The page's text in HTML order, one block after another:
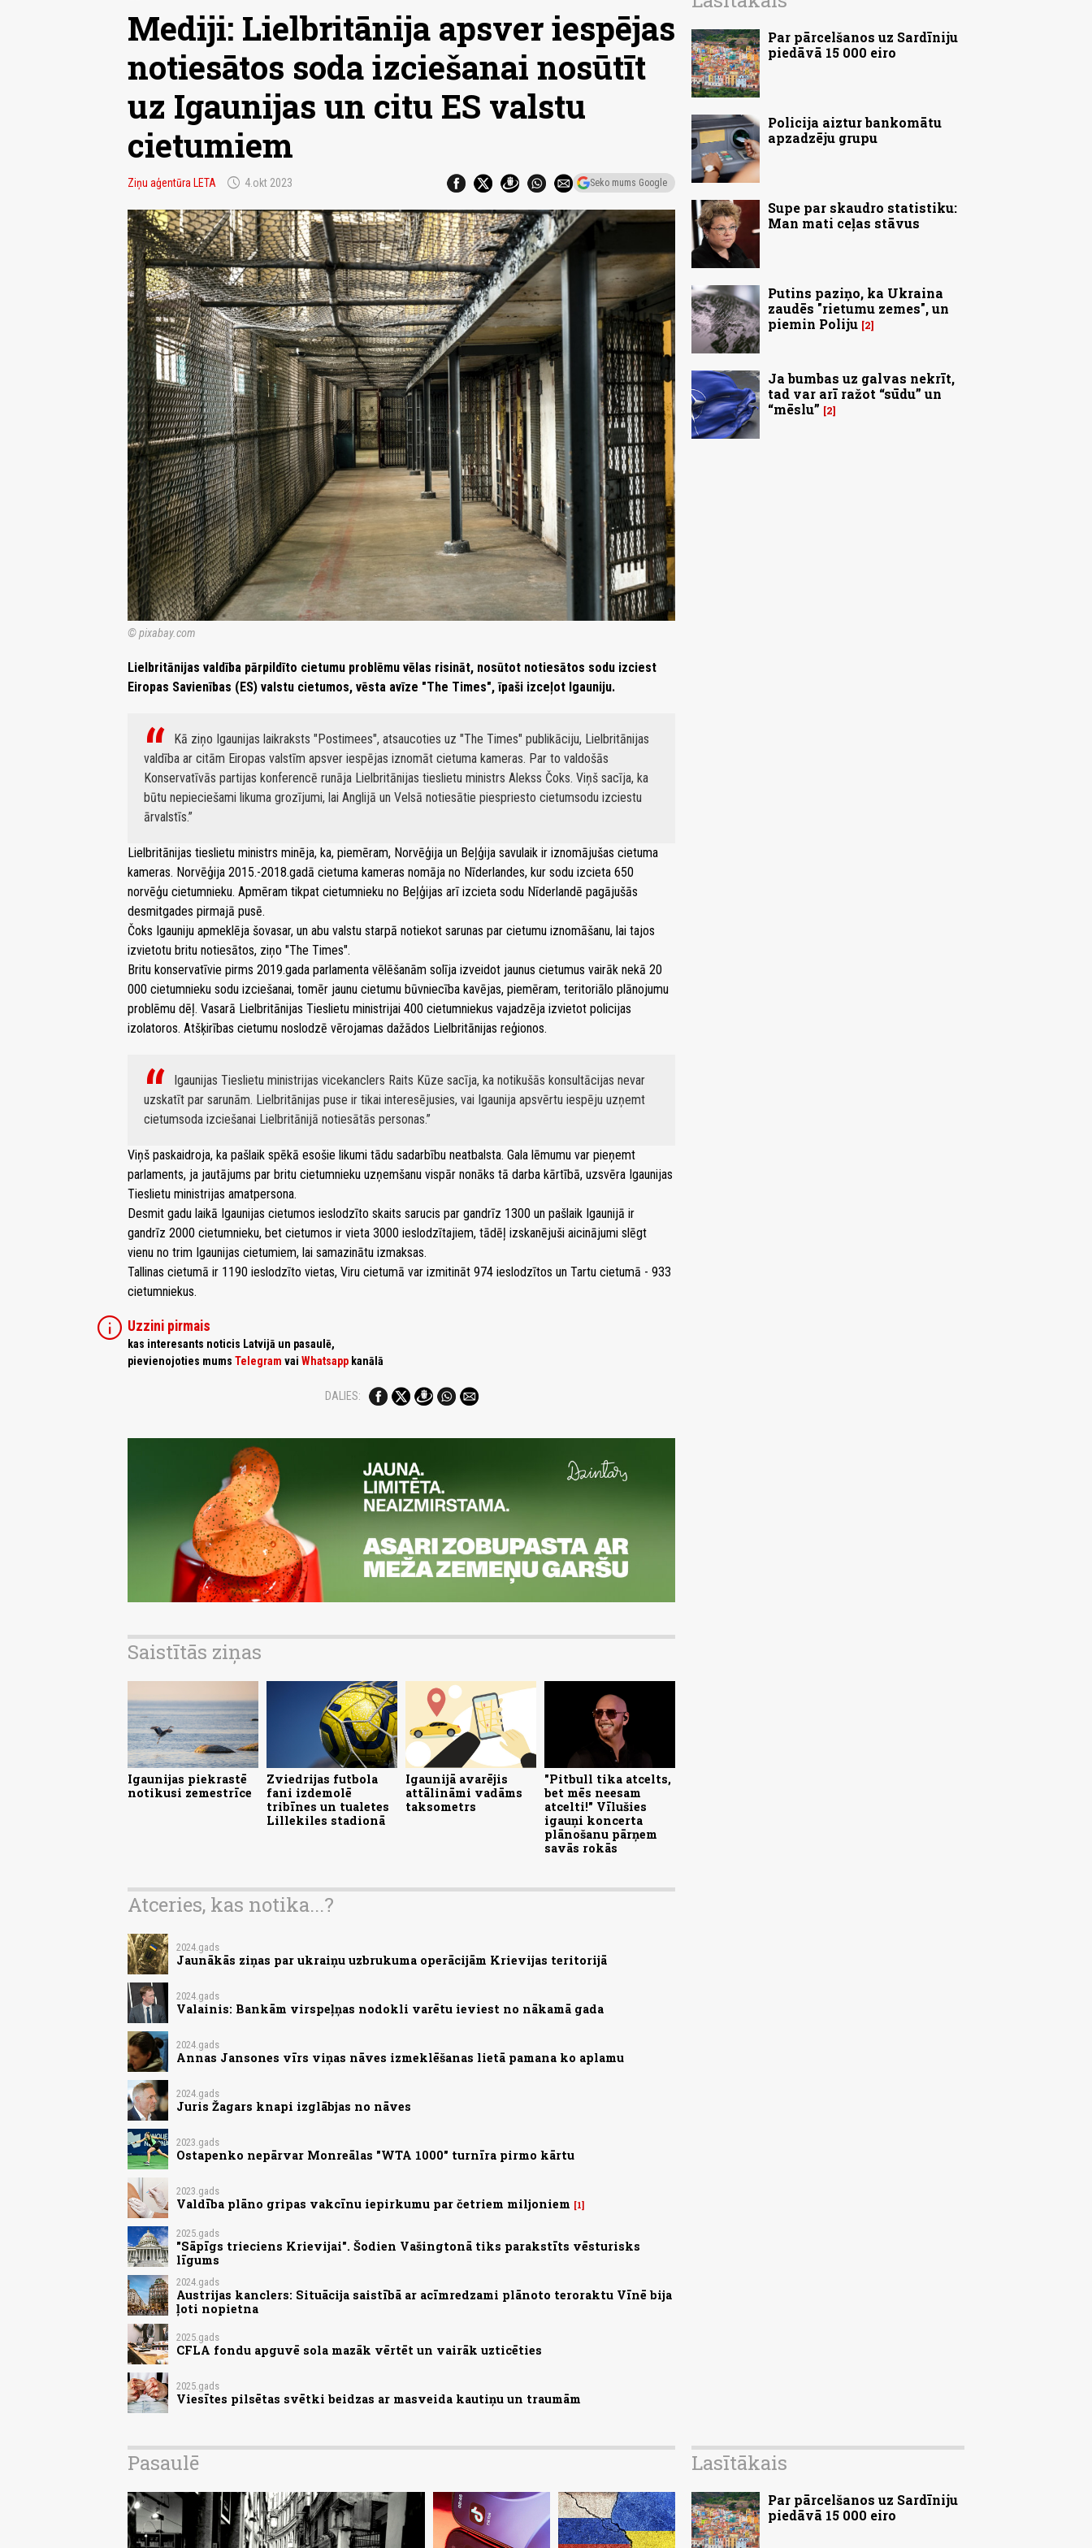
Mediji: Lielbritānija apsver iespējas
notiesātos soda izciešanai nosūtīt
uz Igaunijas un citu ES valstu
cietumiem
Ziņu aģentūra LETA schedule 4.okt 2023 Seko mums Google
© pixabay.com
Lielbritānijas valdība pārpildīto cietumu problēmu vēlas risināt, nosūtot notiesātos sodu izciest
Eiropas Savienības (ES) valstu cietumos, vēsta avīze "The Times", īpaši izceļot Igauniju.
Kā ziņo Igaunijas laikraksts "Postimees", atsaucoties uz "The Times" publikāciju, Lielbritānijas
valdība ar citām Eiropas valstīm apsver iespējas iznomāt cietuma kameras. Par to valdošās
Konservatīvās partijas konferencē runāja Lielbritānijas tieslietu ministrs Alekss Čoks. Viņš sacīja, ka
būtu nepieciešami likuma grozījumi, lai Anglijā un Velsā notiesātie piespriesto cietumsodu izciestu
ārvalstīs.
Lielbritānijas tieslietu ministrs minēja, ka, piemēram, Norvēģija un Beļģija savulaik ir iznomājušas cietuma
kameras. Norvēģija 2015.-2018.gadā cietuma kameras nomāja no Nīderlandes, kur sodu izcieta 650
norvēģu cietumnieku. Apmēram tikpat cietumnieku no Beļģijas arī izcieta sodu Nīderlandē pagājušās
desmitgades pirmajā pusē.
Čoks Igauniju apmeklēja šovasar, un abu valstu starpā notiekot sarunas par cietumu iznomāšanu, lai tajos
izvietotu britu notiesātos, ziņo "The Times".
Britu konservatīvie pirms 2019.gada parlamenta vēlēšanām solīja izveidot jaunus cietumus vairāk nekā 20
000 cietumnieku sodu izciešanai, tomēr jaunu cietumu būvniecība kavējas, piemēram, teritoriālo plānojumu
problēmu dēļ. Vasarā Lielbritānijas Tieslietu ministrijai 400 cietumniekus vajadzēja izvietot policijas
izolatoros. Atšķirības cietumu noslodzē vērojamas dažādos Lielbritānijas reģionos.
Igaunijas Tieslietu ministrijas vicekanclers Raits Kūze sacīja, ka notikušās konsultācijas nevar
uzskatīt par sarunām. Lielbritānijas puse ir tikai interesējusies, vai Igaunija apsvērtu iespēju uzņemt
cietumsoda izciešanai Lielbritānijā notiesātās personas.
Viņš paskaidroja, ka pašlaik spēkā esošie likumi tādu sadarbību neatbalsta. Gala lēmumu var pieņemt
parlaments, ja jautājums par britu cietumnieku uzņemšanu vispār nonāks tā darba kārtībā, uzsvēra Igaunijas
Tieslietu ministrijas amatpersona.
Desmit gadu laikā Igaunijas cietumos ieslodzīto skaits sarucis par gandrīz 1300 un pašlaik Igaunijā ir
gandrīz 2000 cietumnieku, bet cietumos ir vieta 3000 ieslodzītajiem, tādēļ izskanējuši aicinājumi slēgt
vienu no trim Igaunijas cietumiem, lai samazinātu izmaksas.
Tallinas cietumā ir 1190 ieslodzīto vietas, Viru cietumā var izmitināt 974 ieslodzītos un Tartu cietumā - 933
cietumniekus.
info Uzzini pirmais
kas interesants noticis Latvijā un pasaulē,
pievienojoties mums Telegram vai Whatsapp kanālā
DALIES:
Saistītās ziņas
Igaunijas piekrastē
notikusi zemestrīce
Zviedrijas futbola
fani izdemolē
tribīnes un tualetes
Lillekiles stadionā
Igaunijā avarējis
attālināmi vadāms
taksometrs
"Pitbull tika atcelts,
bet mēs neesam
atcelti!" Vīlušies
igauņi koncerta
plānošanu pārņem
savās rokās
Atceries, kas notika...?
2024.gads
Jaunākās ziņas par ukraiņu uzbrukuma operācijām Krievijas teritorijā
2024.gads
Valainis: Bankām virspeļņas nodokli varētu ieviest no nākamā gada
2024.gads
Annas Jansones vīrs viņas nāves izmeklēšanas lietā pamana ko aplamu
2024.gads
Juris Žagars knapi izglābjas no nāves
2023.gads
Ostapenko nepārvar Monreālas "WTA 1000" turnīra pirmo kārtu
2023.gads
Valdība plāno gripas vakcīnu iepirkumu par četriem miljoniem 1
2025.gads
"Sāpīgs trieciens Krievijai". Šodien Vašingtonā tiks parakstīts vēsturisks
līgums
2024.gads
Austrijas kanclers: Situācija saistībā ar acīmredzami plānoto teroraktu Vīnē bija
ļoti nopietna
2025.gads
CFLA fondu apguvē sola mazāk vērtēt un vairāk uzticēties
2025.gads
Viesītes pilsētas svētki beidzas ar masveida kautiņu un traumām
Par pārcelšanos uz Sardīniju
piedāvā 15 000 eiro
Policija aiztur bankomātu
apzadzēju grupu
Supe par skaudro statistiku:
Man mati ceļas stāvus
Putins paziņo, ka Ukraina
zaudēs "rietumu zemes", un
piemin Poliju 2
Ja bumbas uz galvas nekrīt,
tad var arī ražot “sūdu” un
“mēslu”
2
Pasaulē Lasītākais
Par pārcelšanos uz Sardīniju
piedāvā 15 000 eiro